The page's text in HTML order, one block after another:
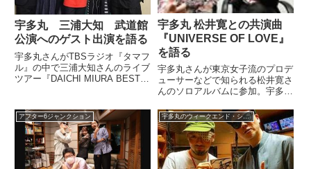
宇多丸 三浦大知 武道館
公演へのゲスト出演を語る
宇多丸さんがTBSラジオ『タマフ
ル』の中で三浦大知さんのライブ
ツアー『DAICHI MIURA BEST
をトーク。三浦大知さんの超絶ラ
イブパフォーマンスを絶賛してい
ました。...
宇多丸 松井寛との共演曲
『UNIVERSE OF LOVE』
を語る
宇多丸さんが東京女子流のプロデ
ューサーなどで知られる松井寛さ
んのソロアルバムに参加。宇多丸
『UNIVERSE OF LOVE』の出来
に非常に満足していると語ってい
ました。（宇多丸）まずはじゃ
あ、スペシャルウィーク...
アフター6ジャンクション 宇多丸のウィークエンド・シャッフル